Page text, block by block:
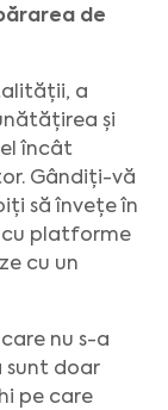
de
a
și
încât
Gândiți-vă
să învețe în
cu platforme
cu un
nu s-a
doar
pe care